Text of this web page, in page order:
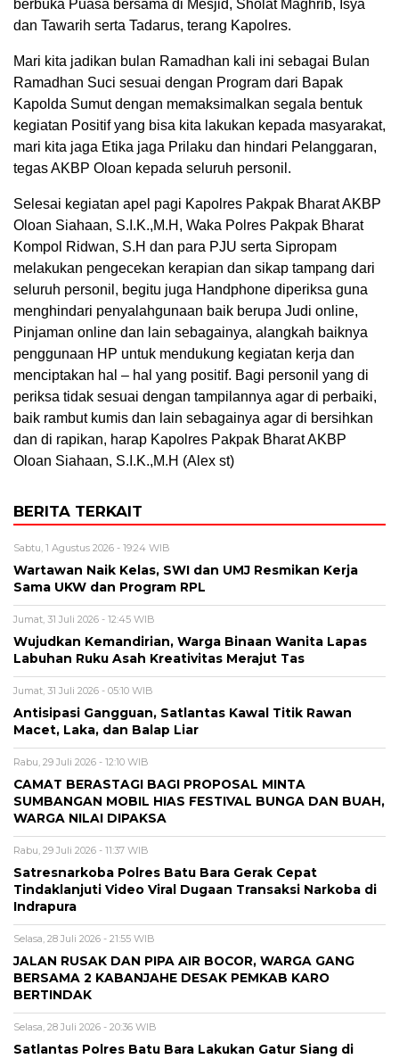
berbuka Puasa bersama di Mesjid, Sholat Maghrib, Isya
dan Tawarih serta Tadarus, terang Kapolres.
Mari kita jadikan bulan Ramadhan kali ini sebagai Bulan
Ramadhan Suci sesuai dengan Program dari Bapak
Kapolda Sumut dengan memaksimalkan segala bentuk
kegiatan Positif yang bisa kita lakukan kepada masyarakat,
mari kita jaga Etika jaga Prilaku dan hindari Pelanggaran,
tegas AKBP Oloan kepada seluruh personil.
Selesai kegiatan apel pagi Kapolres Pakpak Bharat AKBP
Oloan Siahaan, S.I.K.,M.H, Waka Polres Pakpak Bharat
Kompol Ridwan, S.H dan para PJU serta Sipropam
melakukan pengecekan kerapian dan sikap tampang dari
seluruh personil, begitu juga Handphone diperiksa guna
menghindari penyalahgunaan baik berupa Judi online,
Pinjaman online dan lain sebagainya, alangkah baiknya
penggunaan HP untuk mendukung kegiatan kerja dan
menciptakan hal – hal yang positif. Bagi personil yang di
periksa tidak sesuai dengan tampilannya agar di perbaiki,
baik rambut kumis dan lain sebagainya agar di bersihkan
dan di rapikan, harap Kapolres Pakpak Bharat AKBP
Oloan Siahaan, S.I.K.,M.H (Alex st)
BERITA TERKAIT
Sabtu, 1 Agustus 2026 - 19:24 WIB
Wartawan Naik Kelas, SWI dan UMJ Resmikan Kerja
Sama UKW dan Program RPL
Jumat, 31 Juli 2026 - 12:45 WIB
Wujudkan Kemandirian, Warga Binaan Wanita Lapas
Labuhan Ruku Asah Kreativitas Merajut Tas
Jumat, 31 Juli 2026 - 05:10 WIB
Antisipasi Gangguan, Satlantas Kawal Titik Rawan
Macet, Laka, dan Balap Liar
Rabu, 29 Juli 2026 - 12:10 WIB
CAMAT BERASTAGI BAGI PROPOSAL MINTA
SUMBANGAN MOBIL HIAS FESTIVAL BUNGA DAN BUAH,
WARGA NILAI DIPAKSA
Rabu, 29 Juli 2026 - 11:37 WIB
Satresnarkoba Polres Batu Bara Gerak Cepat
Tindaklanjuti Video Viral Dugaan Transaksi Narkoba di
Indrapura
Selasa, 28 Juli 2026 - 21:55 WIB
JALAN RUSAK DAN PIPA AIR BOCOR, WARGA GANG
BERSAMA 2 KABANJAHE DESAK PEMKAB KARO
BERTINDAK
Selasa, 28 Juli 2026 - 20:36 WIB
Satlantas Polres Batu Bara Lakukan Gatur Siang di